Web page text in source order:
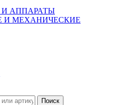
АППАРАТЫ
И МЕХАНИЧЕСКИЕ
Поиск